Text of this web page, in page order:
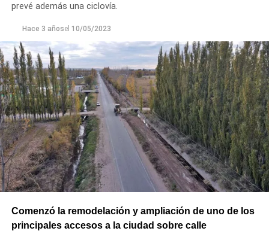
prevé además una ciclovía.
Hace 3 añosel 10/05/2023
Comenzó la remodelación y ampliación de uno de los
principales accesos a la ciudad sobre calle